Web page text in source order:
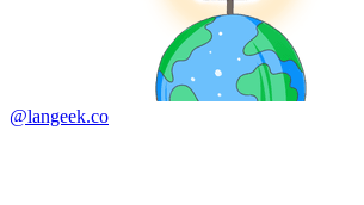
@langeek.co